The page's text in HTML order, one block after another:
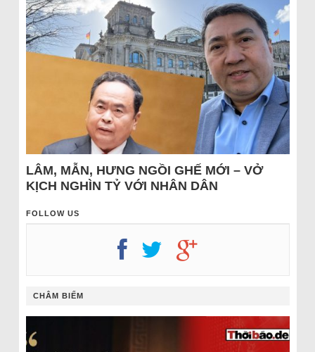
LÂM, MẪN, HƯNG NGỒI GHẾ MỚI – VỞ
KỊCH NGHÌN TỶ VỚI NHÂN DÂN
FOLLOW US
CHÂM BIẾM